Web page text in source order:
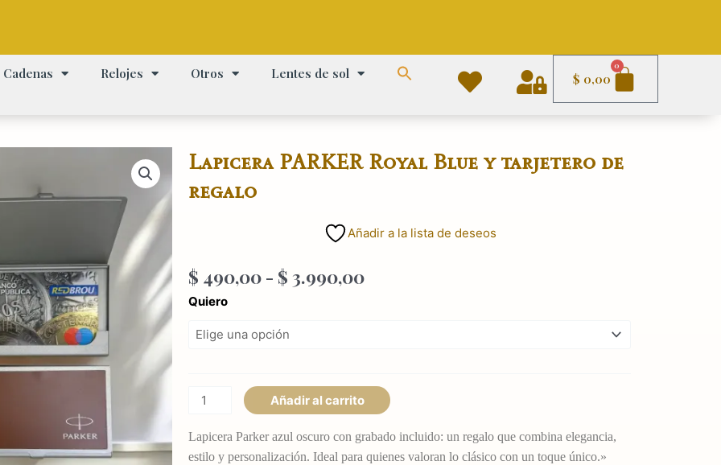
Cadenas Relojes Otros Lentes de sol $ 0,00
0
Carrito
Lapicera PARKER Royal Blue y tarjetero de
regalo
Añadir a la lista de deseos
$ 490,00 - $ 3.990,00Rango
$ 3.990,00
Quiero
Lapicera
Royal
tarjetero
regalo
cantidad
Añadir al carrito
Lapicera Parker azul oscuro con grabado incluido: un regalo que combina elegancia,
estilo y personalización. Ideal para quienes valoran lo clásico con un toque único.»